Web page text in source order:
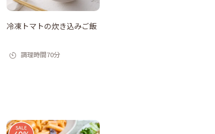
冷凍トマトの炊き込みご飯
調理時間70分